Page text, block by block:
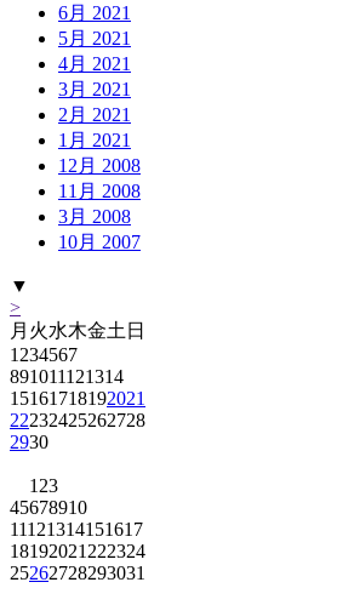
6月 2021
5月 2021
4月 2021
3月 2021
2月 2021
1月 2021
12月 2008
11月 2008
3月 2008
10月 2007
▼
>
月 火水木金土 日
1 234567
891011121314
15161718192021
22232425262728
2930
1 23
45678910
11121314151617
18192021 222324
25262728293031